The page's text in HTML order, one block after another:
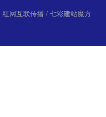
红网互联传播 / 七彩建站魔方